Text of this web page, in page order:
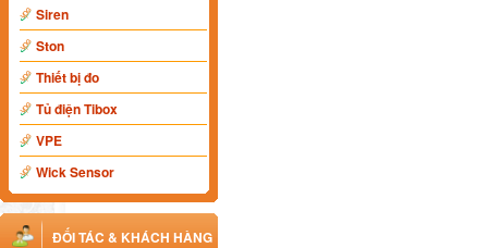
Siren
Ston
Thiết bị đo
Tủ điện Tibox
VPE
Wick Sensor
ĐỐI TÁC & KHÁCH HÀNG